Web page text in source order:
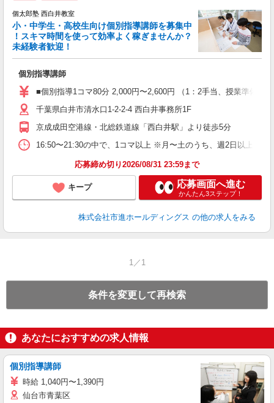
個太郎塾 西白井教室
小・中学生・高校生向け個別指導講師を募集中
！スキマ時間を使って効率よく稼ぎませんか？
未経験者歓迎！
個別指導講師
■個別指導1コマ80分 2,000円〜2,600円 （1：2手当、授業準備
千葉県白井市清水口1-2-2-4 西白井事務所1F
京成成田空港線・北総鉄道線「西白井駅」より徒歩5分
16:50〜21:30の中で、1コマ以上 ※月〜土のうち、週2日以上
応募締め切り2026/08/31 23:59まで
キープ 応募画面へ進む
かんたん3ステップ！
株式会社市進ホールディングス の他の求人をみる
1／1
条件を変更して再検索
あなたにおすすめの求人情報
個別指導講師
時給 1,040円〜1,390円
仙台市青葉区